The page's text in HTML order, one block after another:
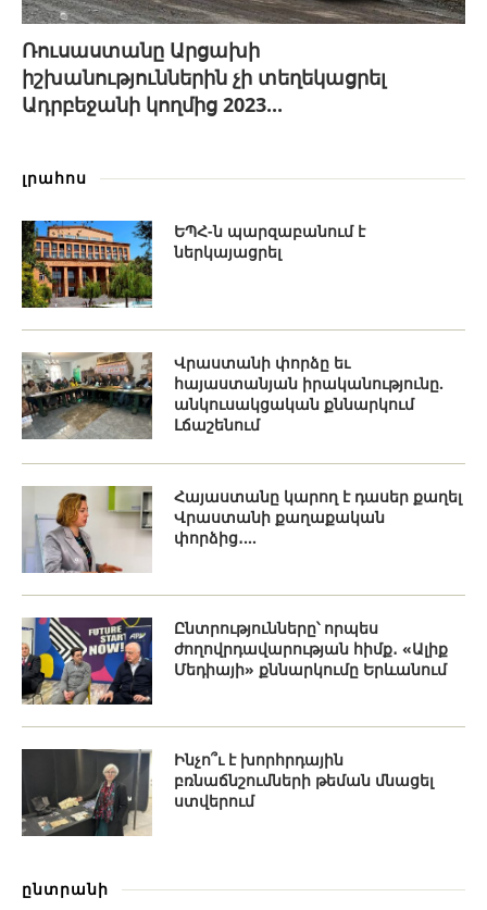
Ռուսաստանը Արցախի
իշխանություններին չի տեղեկացրել
Ադրբեջանի կողմից 2023...
լրահոս
ԵՊՀ-ն պարզաբանում է
ներկայացրել
Վրաստանի փորձը եւ
հայաստանյան իրականությունը.
անկուսակցական քննարկում
Լճաշենում
Հայաստանը կարող է դասեր քաղել
Վրաստանի քաղաքական
փորձից․...
Ընտրությունները՝ որպես
ժողովրդավարության հիմք․ «Ալիք
Մեդիայի» քննարկումը Երևանում
Ինչո՞ւ է խորհրդային
բռնաճնշումների թեման մնացել
ստվերում
ընտրանի